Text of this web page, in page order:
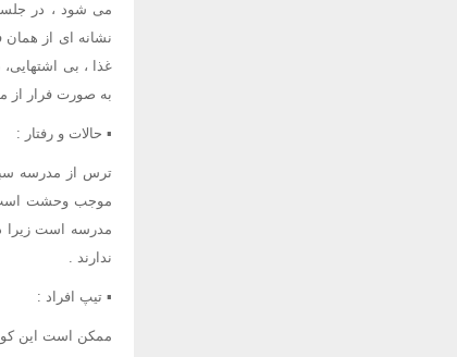
می شود ، در
نشانه ای از
غذا ، بی
به صورت فرار از
▪ حالات و رفتار :
ترس از مدرسه
موجب وحشت است
مدرسه است زیرا
ندارند .
▪ تیپ افراد :
ممکن است این